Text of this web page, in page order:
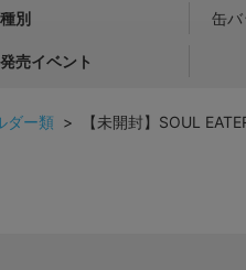
種別 缶バ
発売イベント
ダー類 > 【未開封】SOUL